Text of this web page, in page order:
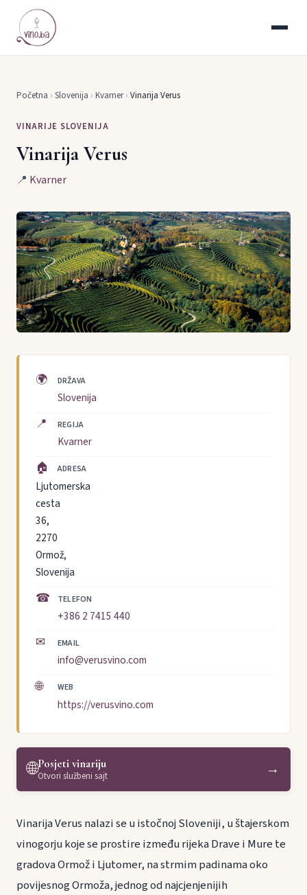
Početna › Slovenija › Kvarner› Vinarija Verus
VINARIJE SLOVENIJA
Vinarija Verus
📍 Kvarner
🌍 DRŽAVA
Slovenija
📍 REGIJA
Kvarner
🏠 ADRESA
Ljutomerska
cesta
36,
2270
Ormož,
Slovenija
☎ TELEFON
+386 2 7415 440
✉ EMAIL
info@verusvino.com
🌐 WEB
https://verusvino.com
🌐Posjeti vinariju
Otvori službeni sajt →
Vinarija Verus nalazi se u istočnoj Sloveniji, u štajerskom
vinogorju koje se prostire između rijeka Drave i Mure te
gradova Ormož i Ljutomer, na strmim padinama oko
povijesnog Ormoža, jednog od najcjenjenijih